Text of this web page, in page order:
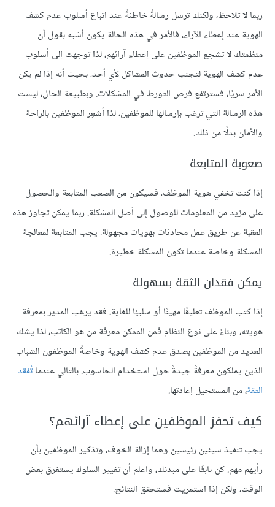
ربما لا تلاحظ، ولكنك ترسل رسالةً خاطئةً عند اتباع أسلوب عدم كشف
الهوية عند إعطاء الآراء، فالأمر في هذه الحالة يكون أشبه بقول أن
منظمتك لا تشجع الموظفين على إعطاء آرائهم، لذا توجهت إلى أسلوب
عدم كشف الهوية لتجنب حدوث المشاكل لأي أحد، بحيث أنه إذا لم يكن
الأمر سريًا، فسترتفع فرص التورط في المشكلات. وبطبيعة الحال، ليست
هذه الرسالة التي ترغب بإرسالها للموظفين، لذا أشعِر الموظفين بالراحة
والأمان بدلًا من ذلك.
صعوبة المتابعة
إذا كنت تخفي هوية الموظف، فسيكون من الصعب المتابعة والحصول
على مزيد من المعلومات للوصول إلى أصل المشكلة. ربما يمكن تجاوز هذه
العقبة عن طريق عمل محادثات بهويات مجهولة. يجب المتابعة لمعالجة
المشكلة وخاصة عندما تكون المشكلة خطيرة.
يمكن فقدان الثقة بسهولة
إذا كتب الموظف تعليقًا مهينًا أو سلبيًا للغاية، فقد يرغب المدير بمعرفة
هويته، وبناءً على نوع النظام فمن الممكن معرفة من هو الكاتب، لذا يشك
العديد من الموظفين بصدق عدم كشف الهوية وخاصةً الموظفون الشباب
الذين يملكون معرفةً جيدةً حول استخدام الحاسوب. بالتالي عندماتُفقد
الثقة، من المستحيل إعادتها.
كيف تحفز الموظفين على إعطاء آرائهم؟
يجب تنفيذ شيئين رئيسين وهما إزالة الخوف، وتذكير الموظفين بأن
رأيهم مهم. كن ثابتًا على مبدئك، واعلم أن تغيير السلوك يستغرق بعض
الوقت، ولكن إذا استمريت فستحقق النتائج.